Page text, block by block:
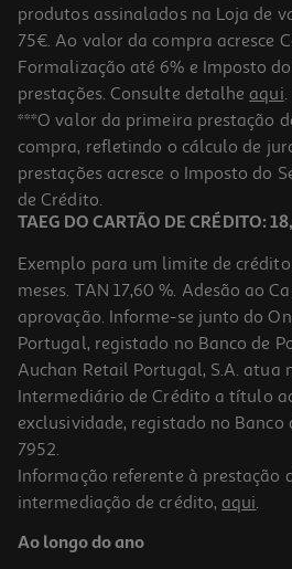
produtos assinalados na Loja de
75€. Ao valor da compra acresce
Formalização até 6% e Imposto
prestações. Consulte detalhe aqui.
***O valor da primeira prestação
compra, refletindo o cálculo de
prestações acresce o Imposto do
de Crédito.
TAEG DO CARTÃO DE CRÉDITO:
Exemplo para um limite de
meses. TAN 17,60 %. Adesão ao
aprovação. Informe-se junto do
Portugal, registado no Banco de
Auchan Retail Portugal, S.A. atua
Intermediário de Crédito a título
exclusividade, registado no Banco
7952.
Informação referente à prestação
intermediação de crédito, aqui.
Ao longo do ano